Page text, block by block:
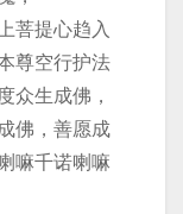
菩提心趋入
尊空行护法
众生成佛，
佛，善愿成
嘛千诺喇嘛